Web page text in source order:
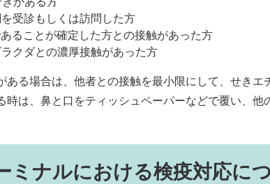
受診もしくは訪問した方
ることが確定した方との接触があった方
クダとの濃厚接触があった方
る場合は、他者との接触を最小限にして、せきエ
時は、鼻と口をティッシュペーパーなどで覆い、他
ミナルにおける検疫対応に